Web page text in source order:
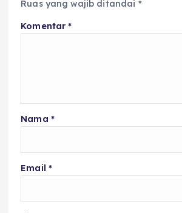
Ruas yang wajib ditandai *
Komentar*
Nama *
Email *